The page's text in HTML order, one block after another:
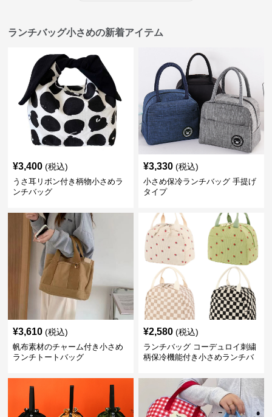
ランチバッグ小さめの新着アイテム
¥3,400 (税込)
うさ耳リボン付き柄物小さめラ
ンチバッグ
¥3,330 (税込)
小さめ保冷ランチバッグ 手提げ
タイプ
¥3,610 (税込)
帆布素材のチャーム付き小さめ
ランチトートバッグ
¥2,580 (税込)
ランチバッグ コーデュロイ刺繍
柄保冷機能付き小さめランチバ